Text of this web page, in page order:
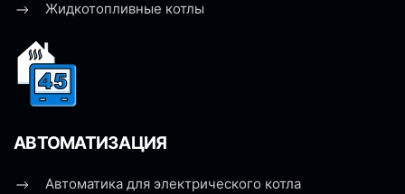
Жидкотопливные котлы
АВТОМАТИЗАЦИЯ
Автоматика для электрического котла